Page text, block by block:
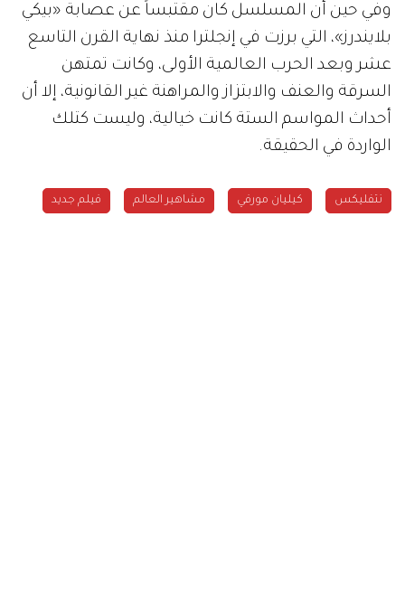
وفي حين أن المسلسل كان مقتبساً عن عصابة «بيكي
بلايندرز»، التي برزت في إنجلترا منذ نهاية القرن التاسع
عشر وبعد الحرب العالمية الأولى، وكانت تمتهن
السرقة والعنف والابتزاز والمراهنة غير القانونية، إلا أن
أحداث المواسم الستة كانت خيالية، وليست كتلك
الواردة في الحقيقة.
نتفليكس كيليان مورفي مشاهير العالم فيلم جديد